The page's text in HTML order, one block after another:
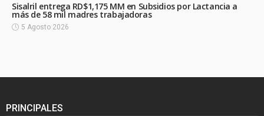
Sisalril entrega RD$1,175 MM en Subsidios por Lactancia a
más de 58 mil madres trabajadoras
5 Agosto 2026
PRINCIPALES